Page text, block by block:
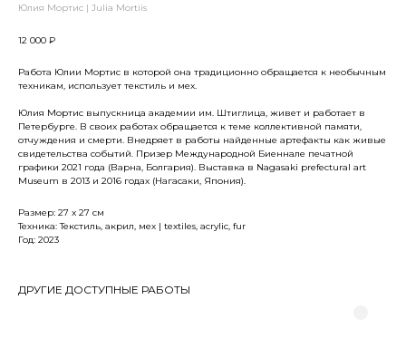
Юлия Мортис | Julia Mortiis
12 000 ₽
Работа Юлии Мортис в которой она традиционно обращается к необычным
техникам, использует текстиль и мех.
Юлия Мортис выпускница академии им. Штиглица, живет и работает в
Петербурге. В своих работах обращается к теме коллективной памяти,
отчуждения и смерти. Внедряет в работы найденные артефакты как живые
свидетельства событий. Призер Международной Биеннале печатной
графики 2021 года (Варна, Болгария). Выставка в Nagasaki prefectural art
Museum в 2013 и 2016 годах (Нагасаки, Япония).
Размер: 27 x 27 см
Техника: Текстиль, акрил, мех | textiles, acrylic, fur
Год: 2023
ДРУГИЕ ДОСТУПНЫЕ РАБОТЫ